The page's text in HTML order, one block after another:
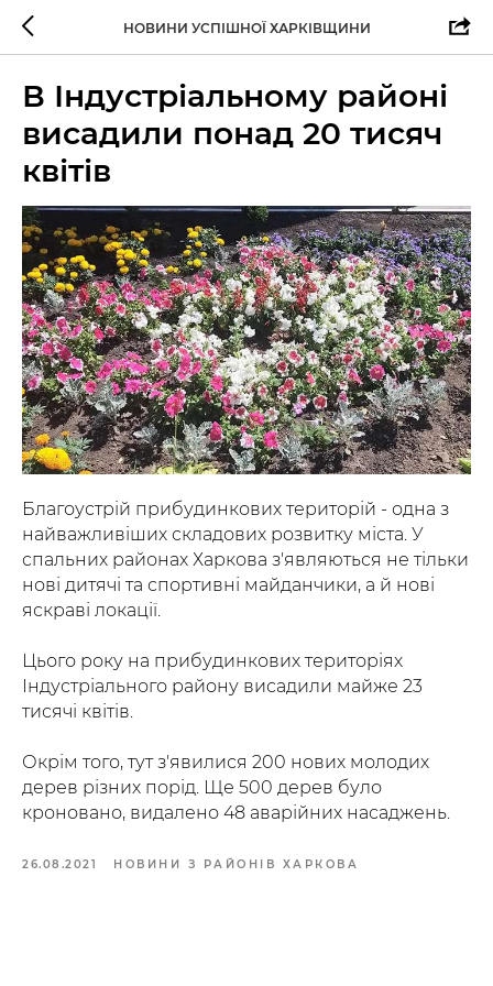
НОВИНИ УСПІШНОЇ ХАРКІВЩИНИ
В Індустріальному районі
висадили понад 20 тисяч
квітів
Благоустрій прибудинкових територій - одна з
найважливіших складових розвитку міста. У
спальних районах Харкова з'являються не тільки
нові дитячі та спортивні майданчики, а й нові
яскраві локації.
Цього року на прибудинкових територіях
Індустріального району висадили майже 23
тисячі квітів.
Окрім того, тут з'явилися 200 нових молодих
дерев різних порід. Ще 500 дерев було
кроновано, видалено 48 аварійних насаджень.
26.08.2021 НОВИНИ З РАЙОНІВ ХАРКОВА